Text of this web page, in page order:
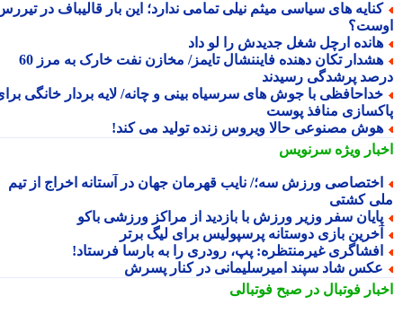
های سیاسی میثم نیلی تمامی ندارد؛ این بار قالیباف در تیررس
ارچل شغل جدیدش را لو داد
هشدار تکان دهنده فایننشال تایمز/ مخازن نفت خارک به مرز 60
پرشدگی رسیدند
با جوش های سرسیاه بینی و چانه/ لایه بردار خانگی برای
منافذ پوست
مصنوعی حالا ویروس زنده تولید می کند!
ویژهسرنویس
ورزش سه؛/ نایب قهرمان جهان در آستانه اخراج از تیم
کشتی
سفر وزیر ورزش با بازدید از مراکز ورزشی باکو
بازی دوستانه پرسپولیس برای لیگ برتر
غیرمنتظره: پپ، رودری را به بارسا فرستاد!
شاد سپند امیرسلیمانی در کنار پسرش
فوتبال در صبح فوتبالی